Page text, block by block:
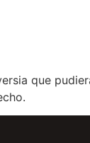
que